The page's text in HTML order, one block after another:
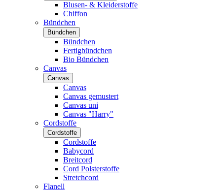
Blusen- & Kleiderstoffe
Chiffon
Bündchen
Bündchen
Bündchen
Fertigbündchen
Bio Bündchen
Canvas
Canvas
Canvas
Canvas gemustert
Canvas uni
Canvas "Harry"
Cordstoffe
Cordstoffe
Cordstoffe
Babycord
Breitcord
Cord Polsterstoffe
Stretchcord
Flanell